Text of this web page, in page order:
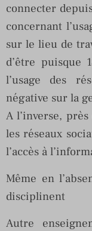
connecter
concernant
sur le lieu de
d’être puisque
l’usage des
négative sur la
A l’inverse,
les réseaux
l’accès à
Même en
disciplinent
Autre